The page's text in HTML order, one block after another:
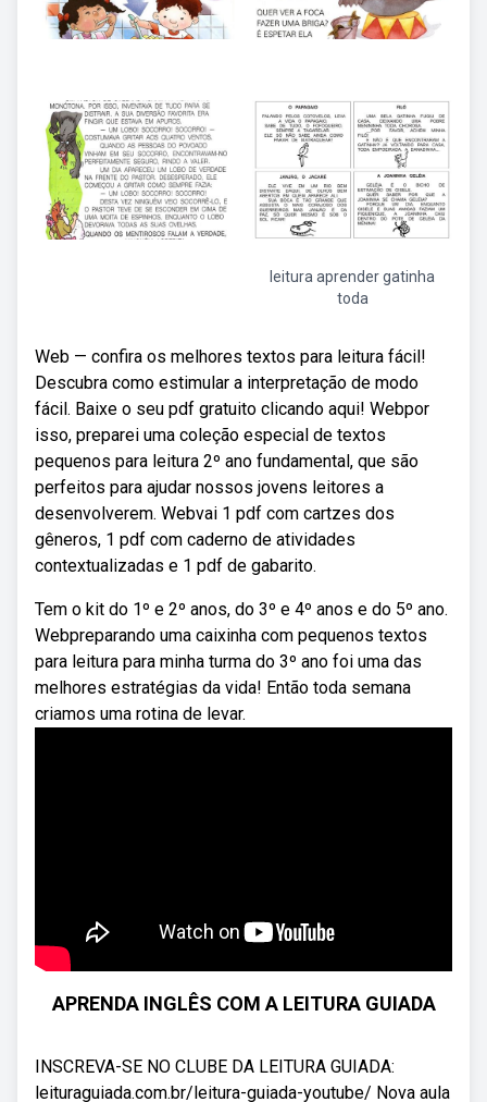
leitura aprender gatinha
toda
Web — confira os melhores textos para leitura fácil!
Descubra como estimular a interpretação de modo
fácil. Baixe o seu pdf gratuito clicando aqui! Webpor
isso, preparei uma coleção especial de textos
pequenos para leitura 2º ano fundamental, que são
perfeitos para ajudar nossos jovens leitores a
desenvolverem. Webvai 1 pdf com cartzes dos
gêneros, 1 pdf com caderno de atividades
contextualizadas e 1 pdf de gabarito.
Tem o kit do 1º e 2º anos, do 3º e 4º anos e do 5º ano.
Webpreparando uma caixinha com pequenos textos
para leitura para minha turma do 3º ano foi uma das
melhores estratégias da vida! Então toda semana
criamos uma rotina de levar.
APRENDA INGLÊS COM A LEITURA GUIADA
INSCREVA-SE NO CLUBE DA LEITURA GUIADA:
leituraguiada.com.br/leitura-guiada-youtube/ Nova aula